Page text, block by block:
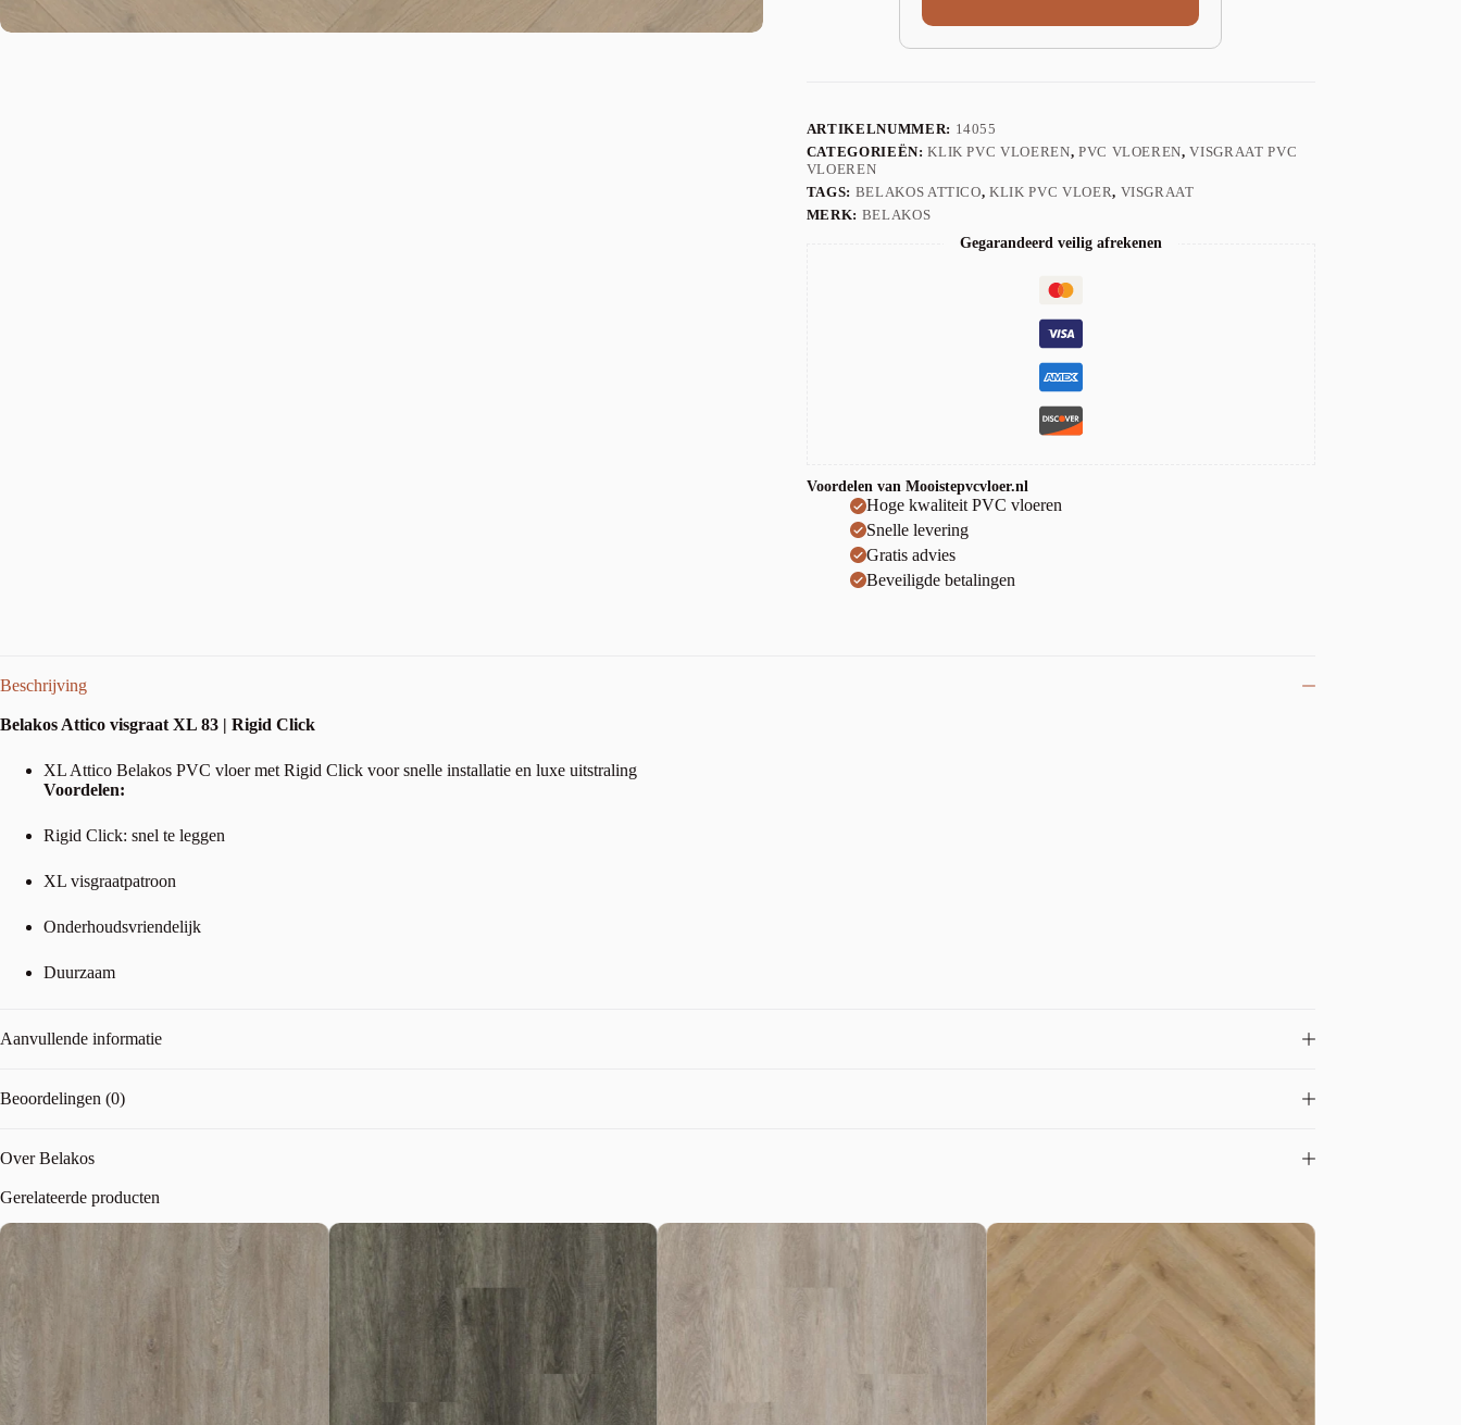
ARTIKELNUMMER: 14055
CATEGORIEËN:KLIK PVC VLOEREN, PVC VLOEREN,VISGRAAT PVC
VLOEREN
TAGS: BELAKOS ATTICO,KLIK PVC VLOER, VISGRAAT
MERK: BELAKOS
Gegarandeerd veilig afrekenen
Voordelen van Mooistepvcvloer.nl
Hoge kwaliteit PVC vloeren
Snelle levering
Gratis advies
Beveiligde betalingen
Beschrijving
Belakos Attico visgraat XL 83 | Rigid Click
XL Attico Belakos PVC vloer met Rigid Click voor snelle installatie en luxe uitstraling
Voordelen:
Rigid Click: snel te leggen
XL visgraatpatroon
Onderhoudsvriendelijk
Duurzaam
Aanvullende informatie
Beoordelingen (0)
Over Belakos
Gerelateerde producten